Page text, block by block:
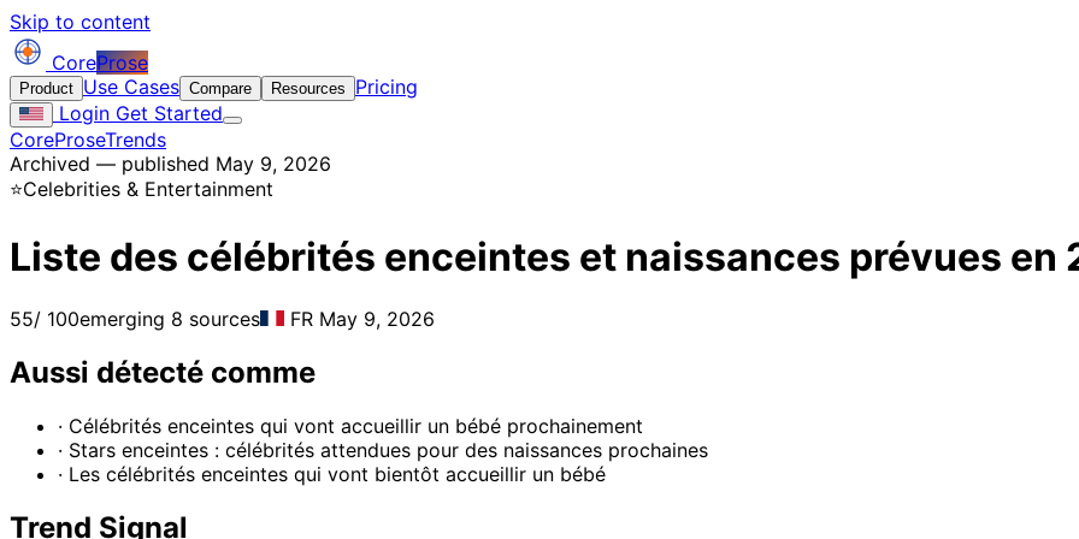
Skip to content
CoreProse
Product Use Cases Compare Resources
Pricing
Login Get Started
CoreProseTrends
Archived — published May 9, 2026
⭐Celebrities & Entertainment
Liste des célébrités enceintes et naissances prévues en
55/ 100emerging 8 sources FR May 9, 2026
Aussi détecté comme
· Célébrités enceintes qui vont accueillir un bébé prochainement
· Stars enceintes : célébrités attendues pour des naissances prochaines
· Les célébrités enceintes qui vont bientôt accueillir un bébé
Trend Signal